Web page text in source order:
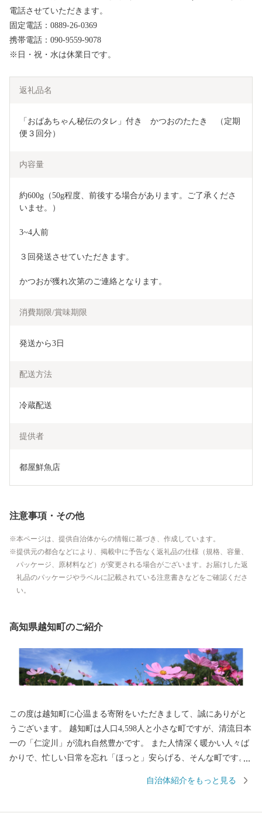
電話させていただきます。
固定電話：0889-26-0369
携帯電話：090-9559-9078
※日・祝・水は休業日です。
返礼品名
「おばあちゃん秘伝のタレ」付き　かつおのたたき　（定期
便３回分）
内容量
約600g（50g程度、前後する場合があります。ご了承くださ
いませ。）
3~4人前
３回発送させていただきます。
かつおが獲れ次第のご連絡となります。
消費期限/賞味期限
発送から3日
配送方法
冷蔵配送
提供者
都屋鮮魚店
注意事項・その他
本ページは、提供自治体からの情報に基づき、作成しています。
提供元の都合などにより、掲載中に予告なく返礼品の仕様（規格、容量、
パッケージ、原材料など）が変更される場合がございます。お届けした返
礼品のパッケージやラベルに記載されている注意書きなどをご確認くださ
い。
高知県越知町のご紹介
この度は越知町に心温まる寄附をいただきまして、誠にありがと
うございます。 越知町は人口4,598人と小さな町ですが、清流日本
一の「仁淀川」が流れ自然豊かです。 また人情深く暖かい人々ば
かりで、忙しい日常を忘れ「ほっと」安らげる、そんな町です。
自治体紹介をもっと見る